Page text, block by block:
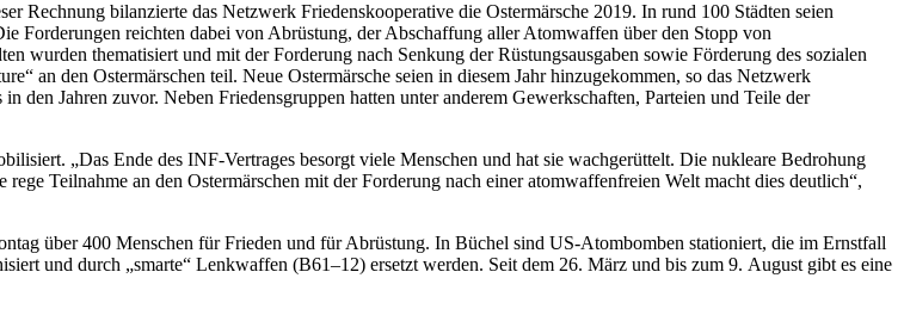
Rechnung bilanzierte das Netzwerk Friedenskooperative die Ostermärsche 2019. In rund 100 Städten seien
Forderungen reichten dabei von Abrüstung, der Abschaffung aller Atomwaffen über den Stopp von
wurden thematisiert und mit der Forderung nach Senkung der Rüstungsausgaben sowie Förderung des sozialen
an den Ostermärschen teil. Neue Ostermärsche seien in diesem Jahr hinzugekommen, so das Netzwerk
den Jahren zuvor. Neben Friedensgruppen hatten unter anderem Gewerkschaften, Parteien und Teile der
„Das Ende des INF-Vertrages besorgt viele Menschen und hat sie wachgerüttelt. Die nukleare Bedrohung
Teilnahme an den Ostermärschen mit der Forderung nach einer atomwaffenfreien Welt macht dies deutlich“,
über 400 Menschen für Frieden und für Abrüstung. In Büchel sind US-Atombomben stationiert, die im Ernstfall
und durch „smarte“ Lenkwaffen (B61–12) ersetzt werden. Seit dem 26. März und bis zum 9. August gibt es eine